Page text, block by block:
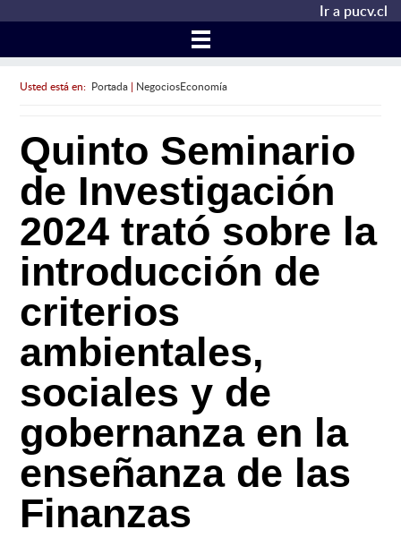
Ir a pucv.cl
Usted está en: Portada| NegociosEconomía
Quinto Seminario
de Investigación
2024 trató sobre la
introducción de
criterios
ambientales,
sociales y de
gobernanza en la
enseñanza de las
Finanzas